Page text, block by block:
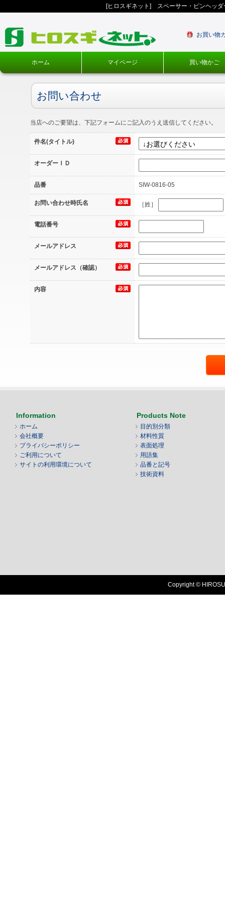
[ヒロスギネット] スペーサー・ピンヘッ
お買い物
ホーム マイページ 買い物かご
お問い合わせ
当店へのご要望は、下記フォームにご記入のうえ送信してください。
件名(タイトル)
オーダーＩＤ
品番 SIW-0816-05
お問い合わせ時氏名 ［姓］
電話番号
メールアドレス
メールアドレス（確認）
内容
Information
ホーム
会社概要
プライバシーポリシー
ご利用について
サイトの利用環境について
Products Note
目的別分類
材料性質
表面処理
用語集
品番と記号
技術資料
Copyright ©